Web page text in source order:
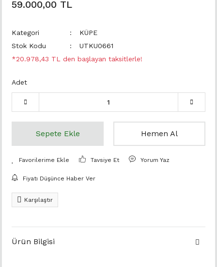
59.000,00 TL
Kategori
KÜPE
Stok Kodu
UTKU0661
*20.978,43 TL den başlayan taksitlerle!
Adet
Sepete Ekle Hemen Al
Tavsiye Et Yorum Yaz
Fiyatı Düşünce Haber Ver
Karşılaştır
Ürün Bilgisi